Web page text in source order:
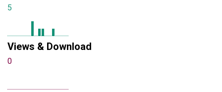
5
Views & Download
0